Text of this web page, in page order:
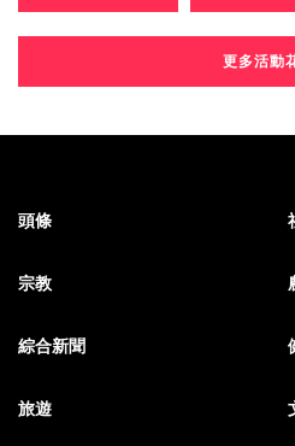
更多活動
頭條
宗教
綜合新聞
旅遊